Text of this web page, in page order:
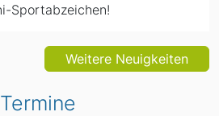
Sportabzeichen!
Weitere Neuigkeiten
Termine